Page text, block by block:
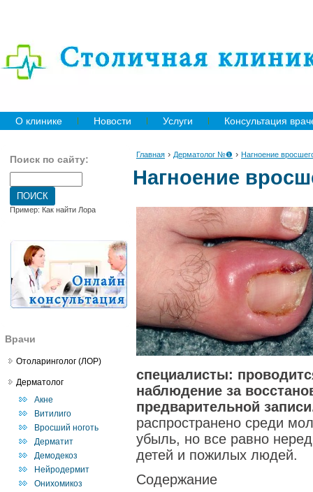
О клинике Новости Услуги Консультация
Поиск по сайту:
Пример: Как найти Лора
Врачи
Отоларинголог (ЛОР)
Дерматолог
Акне
Витилиго
Вросший ноготь
Дерматит
Демодекоз
Нейродермит
Онихомикоз
Главная › Дерматолог №❶ › Нагноение
Нагноение
специалисты:
наблюдение за
предварительной
распространено среди
убыль, но все равно
детей и пожилых людей.
Содержание